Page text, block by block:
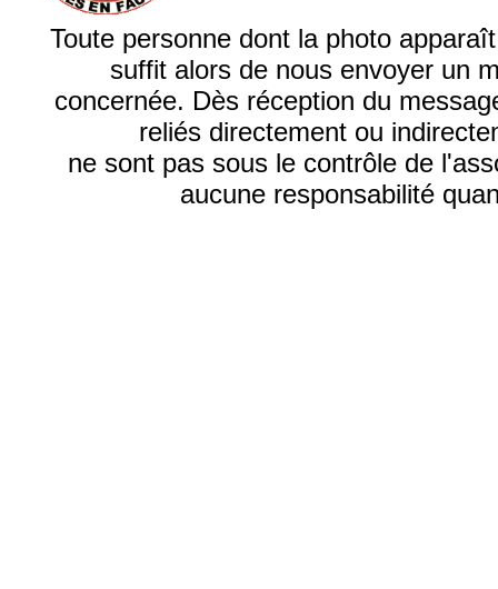
Toute personne dont la photo
suffit alors de nous envoyer un
concernée. Dès réception du
reliés directement ou
ne sont pas sous le contrôle de
aucune responsabilité